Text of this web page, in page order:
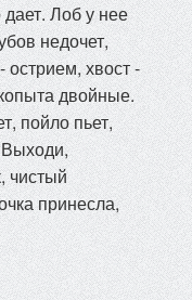
Лоб у нее
недочет,
хвост -
двойные.
пойло пьет,
чистый
принесла,